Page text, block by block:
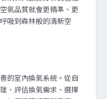
氣品質就會更精準、更
吸到森林般的清新空
的室內換氣系統。從自
、評估換氣需求、選擇